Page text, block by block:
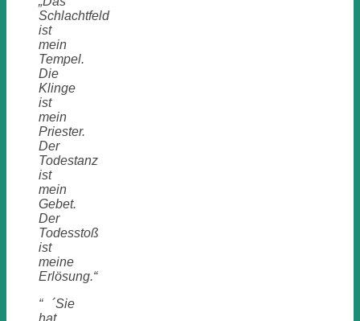
Schlachtfeld
ist
mein
Tempel.
Die
Klinge
ist
mein
Priester.
Der
Todestanz
ist
mein
Gebet.
Der
Todesstoß
ist
meine
Erlösung.“
“ ´Sie
hat